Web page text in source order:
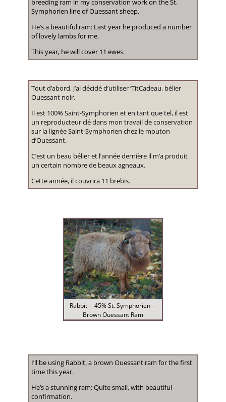
breeding ram in my conservation work on the St.
Symphorien line of Ouessant sheep.
He’s a beautiful ram: Last year he produced a number
of lovely lambs for me.
This year, he will cover 11 ewes.
Tout d’abord, j’ai décidé d’utiliser ‘TitCadeau, bélier
Ouessant noir.
Il est 100% Saint-Symphorien et en tant que tel, il est
un reproducteur clé dans mon travail de conservation
sur la lignée Saint-Symphorien chez le mouton
d’Ouessant.
C’est un beau bélier et l’année dernière il m’a produit
un certain nombre de beaux agneaux.
Cette année, il couvrira 11 brebis.
Rabbit -- 45% St. Symphorien --
Brown Ouessant Ram
I’ll be using Rabbit, a brown Ouessant ram for the first
time this year.
He’s a stunning ram: Quite small, with beautiful
confirmation.